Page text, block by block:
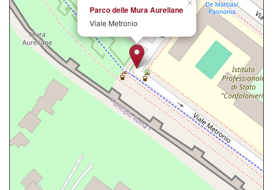
×
Parco delle Mura Aureliane
Viale Metronio